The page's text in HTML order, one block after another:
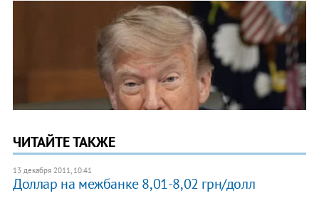
ЧИТАЙТЕ ТАКЖЕ
13 декабря 2011, 10:41
Доллар на межбанке 8,01-8,02 грн/долл